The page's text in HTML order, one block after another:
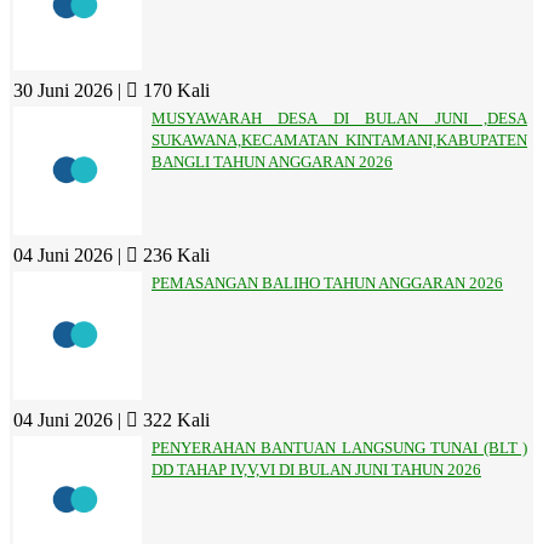
30 Juni 2026 | 170 Kali
MUSYAWARAH DESA DI BULAN JUNI ,DESA
SUKAWANA,KECAMATAN KINTAMANI,KABUPATEN
BANGLI TAHUN ANGGARAN 2026
04 Juni 2026 | 236 Kali
PEMASANGAN BALIHO TAHUN ANGGARAN 2026
04 Juni 2026 | 322 Kali
PENYERAHAN BANTUAN LANGSUNG TUNAI (BLT )
DD TAHAP IV,V,VI DI BULAN JUNI TAHUN 2026